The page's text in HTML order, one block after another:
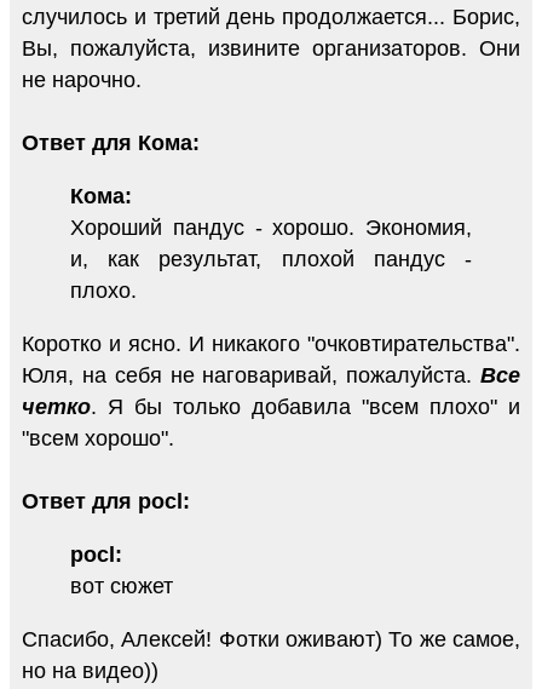
случилось и третий день продолжается... Борис,
Вы, пожалуйста, извините организаторов. Они
не нарочно.
Ответ для Кома:
Кома:
Хороший пандус - хорошо. Экономия,
и, как результат, плохой пандус -
плохо.
Коротко и ясно. И никакого "очковтирательства".
Юля, на себя не наговаривай, пожалуйста. Все
четко. Я бы только добавила "всем плохо" и
"всем хорошо".
Ответ для pocl:
pocl:
вот сюжет
Спасибо, Алексей! Фотки оживают) То же самое,
но на видео))